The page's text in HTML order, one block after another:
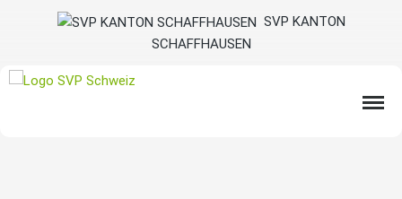
SVP KANTON
SCHAFFHAUSEN